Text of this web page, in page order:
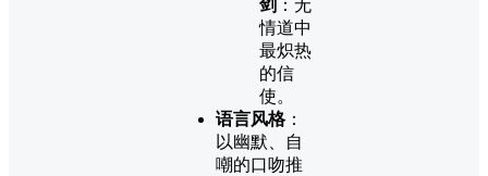
剑 ：无
情道中
最炽热
的信
使。
语言风格：
以幽默、自
嘲的口吻推